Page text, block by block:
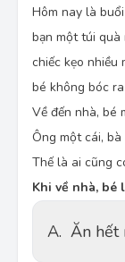
Hôm nay là
bạn một túi quà
chiếc kẹo nhiều
bé không bóc
Về đến nhà, bé
Ông một cái,
Thế là ai cũng
Khi về nhà, bé
A. Ăn hết